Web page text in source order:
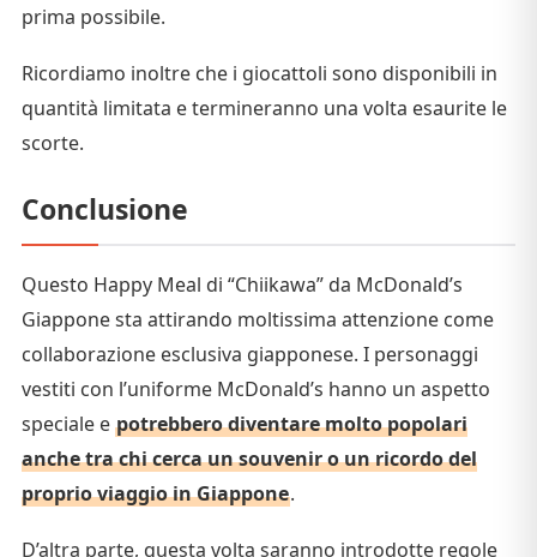
prima possibile.
Ricordiamo inoltre che i giocattoli sono disponibili in
quantità limitata e termineranno una volta esaurite le
scorte.
Conclusione
Questo Happy Meal di “Chiikawa” da McDonald’s
Giappone sta attirando moltissima attenzione come
collaborazione esclusiva giapponese. I personaggi
vestiti con l’uniforme McDonald’s hanno un aspetto
speciale e potrebbero diventare molto popolari
anche tra chi cerca un souvenir o un ricordo del
proprio viaggio in Giappone.
D’altra parte, questa volta saranno introdotte regole